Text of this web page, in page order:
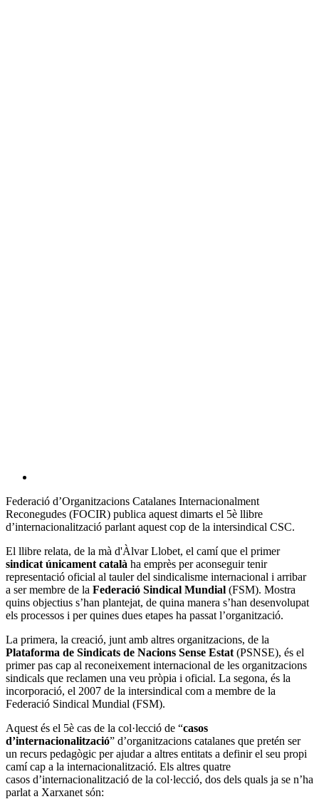
Federació d’Organitzacions Catalanes Internacionalment
Reconegudes (FOCIR) publica aquest dimarts el 5è llibre
d’internacionalització parlant aquest cop de la intersindical CSC.
El llibre relata, de la mà d'Àlvar Llobet, el camí que el primer
sindicat únicament català ha emprès per aconseguir tenir
representació oficial al tauler del sindicalisme internacional i arribar
a ser membre de la Federació Sindical Mundial (FSM). Mostra
quins objectius s’han plantejat, de quina manera s’han desenvolupat
els processos i per quines dues etapes ha passat l’organització.
La primera, la creació, junt amb altres organitzacions, de la
Plataforma de Sindicats de Nacions Sense Estat (PSNSE), és el
primer pas cap al reconeixement internacional de les organitzacions
sindicals que reclamen una veu pròpia i oficial. La segona, és la
incorporació, el 2007 de la intersindical com a membre de la
Federació Sindical Mundial (FSM).
Aquest és el 5è cas de la col·lecció de “casos
d’internacionalització” d’organitzacions catalanes que pretén ser
un recurs pedagògic per ajudar a altres entitats a definir el seu propi
camí cap a la internacionalització. Els altres quatre
casos d’internacionalització de la col·lecció, dos dels quals ja se n’ha
parlat a Xarxanet són: